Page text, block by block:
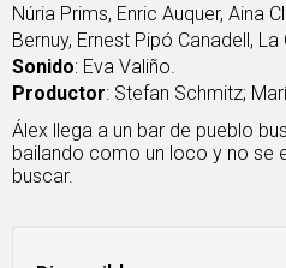
Núria Prims, Enric Auquer, Aina
Bernuy, Ernest Pipó Canadell, La
Sonido: Eva Valiño.
Productor: Stefan Schmitz;
Álex llega a un bar de pueblo
bailando como un loco y no se
buscar.